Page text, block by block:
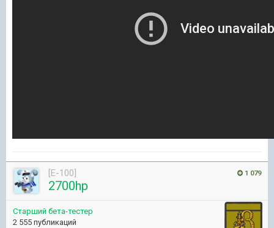
1 079
[E-100]
2700hp
Старший бета-тестер
2 555 публикаций